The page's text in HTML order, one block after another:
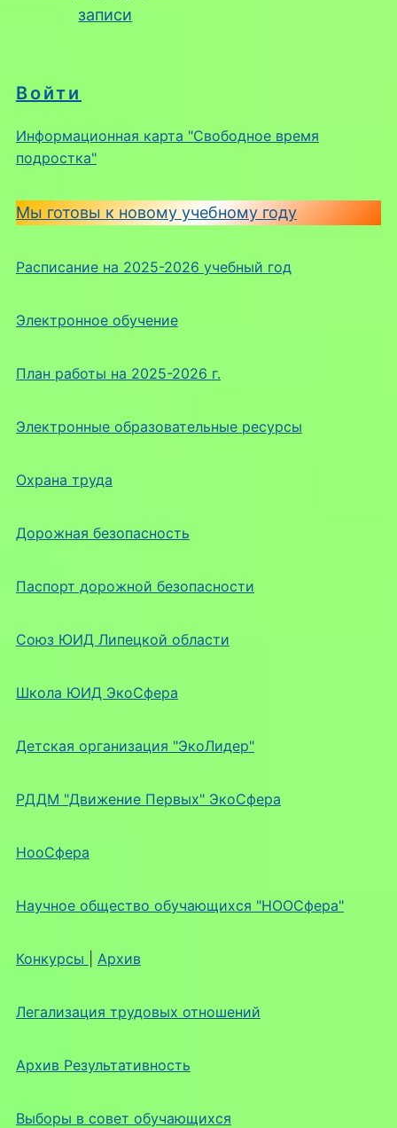
Войти
Информационная карта "Свободное время
подростка"
Мы готовы к новому учебному году
Расписание на 2025-2026 учебный год
Электронное обучение
План работы на 2025-2026 г.
Электронные образовательные ресурсы
Охрана труда
Дорожная безопасность
Паспорт дорожной безопасности
Союз ЮИД Липецкой области
Школа ЮИД ЭкоСфера
Детская организация "ЭкоЛидер"
РДДМ "Движение Первых" ЭкоСфера
НооСфера
Научное общество обучающихся "НООСфера"
Конкурсы Архив
Легализация трудовых отношений
Архив Результативность
Выборы в совет обучающихся
записи